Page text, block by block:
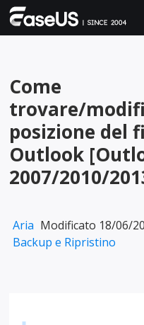
Come
trovare/
posizione del
Outlook
2007/2010/
Aria Modificato 18/06/
Backup e Ripristino